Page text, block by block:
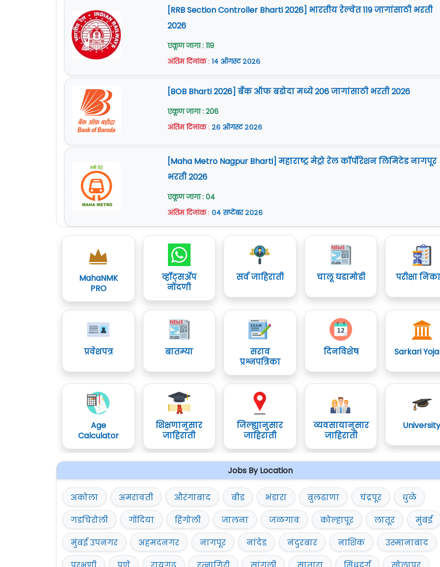
[RRB Section Controller Bharti 2026] भारतीय रेल्वेत 119 जागांसाठी भरती
2026
एकूण जागा : 119
अंतिम दिनांक: १४ ऑगस्ट २०२६
[BOB Bharti 2026] बँक ऑफ बडोदा मध्ये 206 जागांसाठी भरती 2026
एकूण जागा : 206
अंतिम दिनांक: २६ ऑगस्ट २०२६
[Maha Metro Nagpur Bharti] महाराष्ट्र मेट्रो रेल कॉर्पोरेशन लिमिटेड नागपूर
भरती 2026
एकूण जागा : 04
अंतिम दिनांक: ०४ सप्टेंबर २०२६
MahaNMK
PRO
व्हॉट्सॲप
नोंदणी
सर्व जाहिराती चालू घडामोडी परीक्षा
प्रवेशपत्र बातम्या
सराव
प्रश्नपत्रिका
दिनविशेष Sarkari
Age
Calculator
शिक्षणानुसार
जाहिराती
जिल्ह्यानुसार
जाहिराती
व्यवसायानुसार
जाहिराती
Jobs By Location
अकोला अमरावती औरंगाबाद बीड भंडारा बुलढाणा चंद्रपूर
धुळे
गडचिरोली
गोंदिया हिंगोली जालना जळगाव कोल्हापूर लातूर
मुंबई
मुंबई उपनगर
अहमदनगर नागपूर नांदेड नंदुरबार नाशिक
उस्मानाबाद